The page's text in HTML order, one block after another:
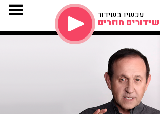
עכשיו בשידור
שידורים חוזרים